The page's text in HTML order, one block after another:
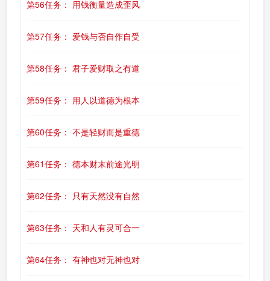
第56任务： 用钱衡量造成歪风
第57任务： 爱钱与否自作自受
第58任务： 君子爱财取之有道
第59任务： 用人以道德为根本
第60任务： 不是轻财而是重德
第61任务： 德本财末前途光明
第62任务： 只有天然没有自然
第63任务： 天和人有灵可合一
第64任务： 有神也对无神也对